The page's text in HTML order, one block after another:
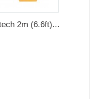
2m (6.6ft)...